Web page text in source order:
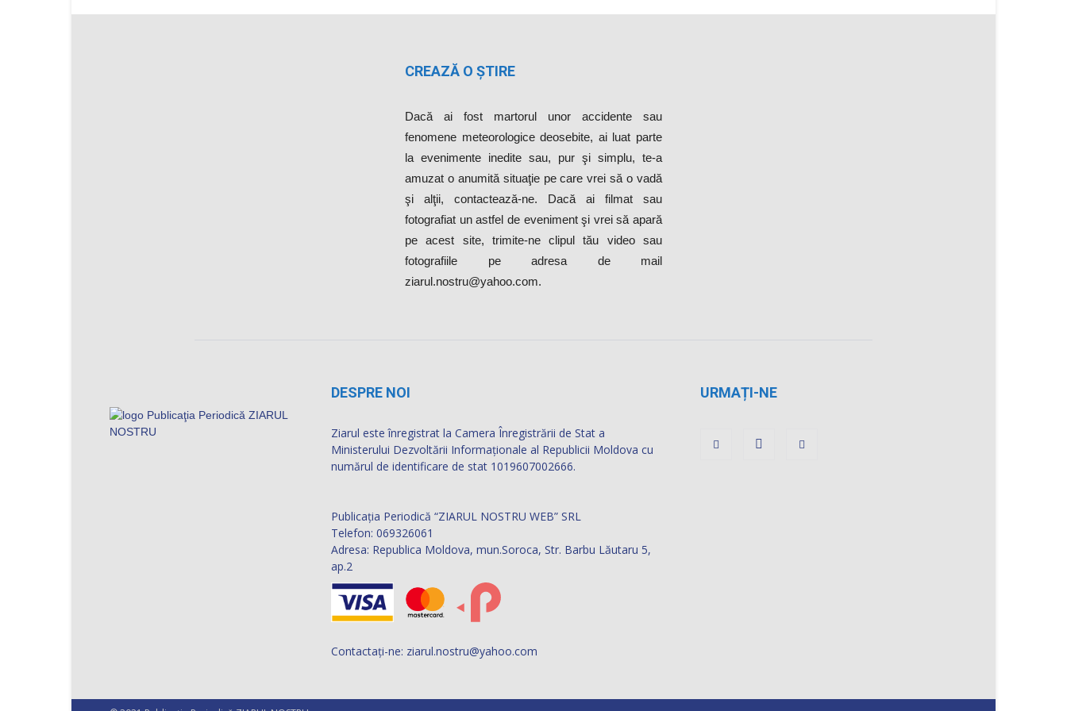
CREAZĂ O ȘTIRE
Dacă ai fost martorul unor accidente sau
fenomene meteorologice deosebite, ai luat parte
la evenimente inedite sau, pur şi simplu, te-a
amuzat o anumită situaţie pe care vrei să o vadă
şi alţii, contactează-ne. Dacă ai filmat sau
fotografiat un astfel de eveniment şi vrei să apară
pe acest site, trimite-ne clipul tău video sau
fotografiile pe adresa de mail
ziarul.nostru@yahoo.com.
DESPRE NOI
Ziarul este înregistrat la Camera Înregistrării de Stat a
Ministerului Dezvoltării Informaţionale al Republicii Moldova cu
numărul de identificare de stat 1019607002666.
Publicația Periodică “ZIARUL NOSTRU WEB” SRL
Telefon: 069326061
Adresa: Republica Moldova, mun.Soroca, Str. Barbu Lăutaru 5,
ap.2
Contactați-ne: ziarul.nostru@yahoo.com
URMAȚI-NE